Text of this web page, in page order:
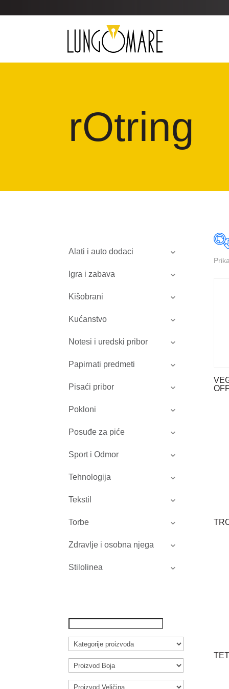
rOtring
Alati i auto dodaci
Igra i zabava
Kišobrani
Kućanstvo
Notesi i uredski pribor
Papirnati predmeti
Pisaći pribor
Pokloni
Posuđe za piće
Sport i Odmor
Tehnologija
Tekstil
Torbe
Zdravlje i osobna njega
Stilolinea